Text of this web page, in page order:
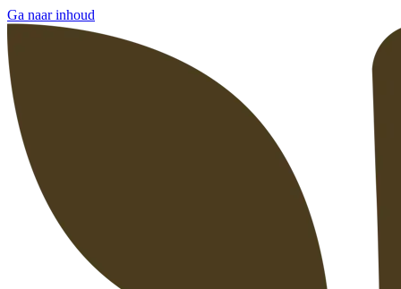
Ga naar inhoud